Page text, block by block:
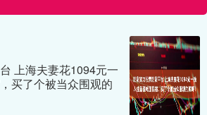
上海夫妻花1094元一
买了个被当众围观的